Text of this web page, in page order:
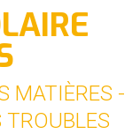
MATIÈRES -
TROUBLES